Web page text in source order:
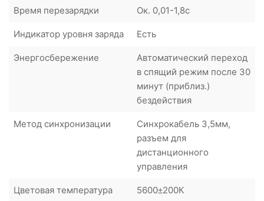
Время перезарядки Ок. 0,01-1,8с
Индикатор уровня заряда Есть
Энергосбережение
Автоматический переход
в спящий режим после 30
минут (приблиз.)
бездействия
Метод синхронизации
Синхрокабель 3,5мм,
разъем для
дистанционного
управления
Цветовая температура 5600±200К